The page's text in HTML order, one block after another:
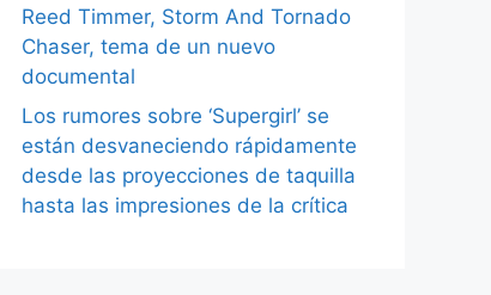
Reed Timmer, Storm And Tornado
Chaser, tema de un nuevo
documental
Los rumores sobre ‘Supergirl’ se
están desvaneciendo rápidamente
desde las proyecciones de taquilla
hasta las impresiones de la crítica